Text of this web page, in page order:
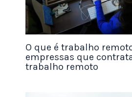
freelancers:sites como
Fiverr conectam
mundo todo.
Organize seu tempo
O que é trabalho
empressas que
trabalho remoto